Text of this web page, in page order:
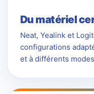
Du matériel
Neat, Yealink et
configurations
et à différents